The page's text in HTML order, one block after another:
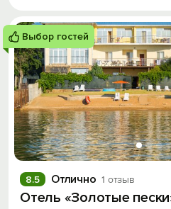
Выбор гостей
Отлично 1 отзыв
8.5
Отель «Золотые